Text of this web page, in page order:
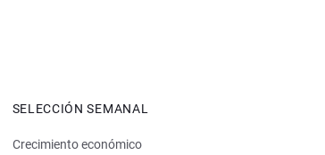
SELECCIÓN SEMANAL
Crecimiento económico